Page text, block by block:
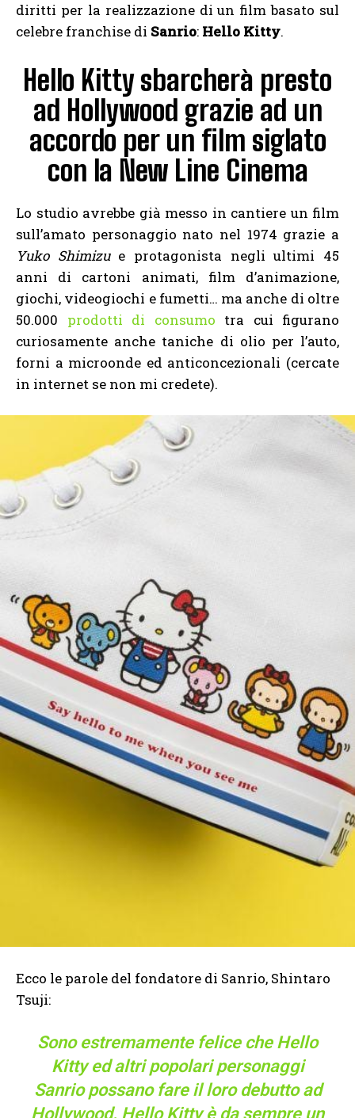
diritti per la realizzazione di un film basato sul
celebre franchise di Sanrio: Hello Kitty.
Hello Kitty sbarcherà presto
ad Hollywood grazie ad un
accordo per un film siglato
con la New Line Cinema
Lo studio avrebbe già messo in cantiere un film
sull’amato personaggio nato nel 1974 grazie a
Yuko Shimizue protagonista negli ultimi 45
anni di cartoni animati, film d’animazione,
giochi, videogiochi e fumetti… ma anche di oltre
50.000 prodotti di consumo tra cui figurano
curiosamente anche taniche di olio per l’auto,
forni a microonde ed anticoncezionali (cercate
in internet se non mi credete).
Ecco le parole del fondatore di Sanrio, Shintaro
Tsuji:
Sono estremamente felice che Hello
Kitty ed altri popolari personaggi
Sanrio possano fare il loro debutto ad
Hollywood. Hello Kitty è da sempre un